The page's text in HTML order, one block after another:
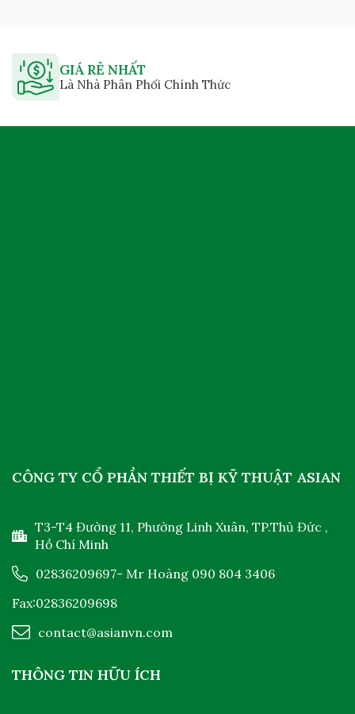
GIÁ RẺ NHẤT
Là Nhà Phân Phối Chính Thức
CÔNG TY CỔ PHẦN THIẾT BỊ KỸ THUẬT ASIAN
T3-T4 Đường 11, Phường Linh Xuân, TP.Thủ Đức ,
Hồ Chí Minh
02836209697- Mr Hoàng 090 804 3406
Fax:02836209698
contact@asianvn.com
THÔNG TIN HỮU ÍCH